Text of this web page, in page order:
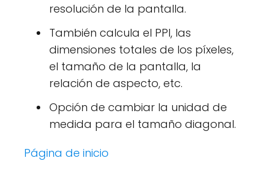
resolución de la pantalla.
También calcula el PPI, las
dimensiones totales de los píxeles,
el tamaño de la pantalla, la
relación de aspecto, etc.
Opción de cambiar la unidad de
medida para el tamaño diagonal.
Página de inicio